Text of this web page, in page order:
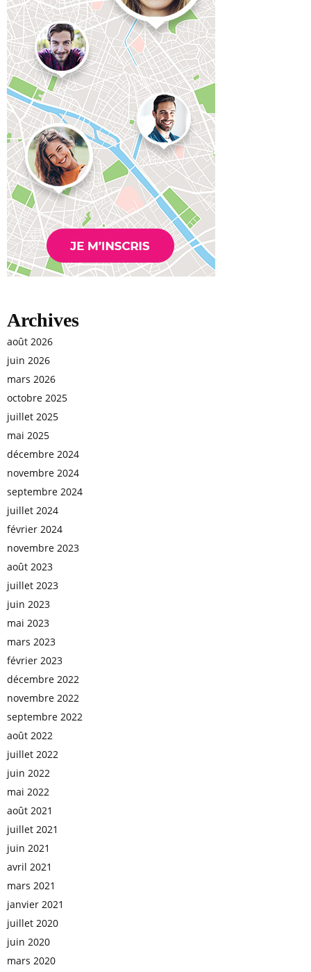
Archives
août 2026
juin 2026
mars 2026
octobre 2025
juillet 2025
mai 2025
décembre 2024
novembre 2024
septembre 2024
juillet 2024
février 2024
novembre 2023
août 2023
juillet 2023
juin 2023
mai 2023
mars 2023
février 2023
décembre 2022
novembre 2022
septembre 2022
août 2022
juillet 2022
juin 2022
mai 2022
août 2021
juillet 2021
juin 2021
avril 2021
mars 2021
janvier 2021
juillet 2020
juin 2020
mars 2020